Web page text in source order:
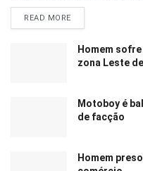
READ MORE
Homem
zona Leste
Motoboy é
de facção
Homem